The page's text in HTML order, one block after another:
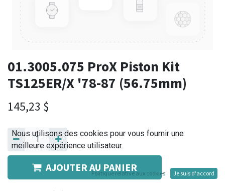
01.3005.075 ProX Piston Kit
TS125ER/X '78-87 (56.75mm)
145,23 $
AJOUTER AU PANIER
Nous utilisons des cookies pour vous fournir une
meilleure expérience utilisateur.
Politique relative aux cookies Je suis d'accord